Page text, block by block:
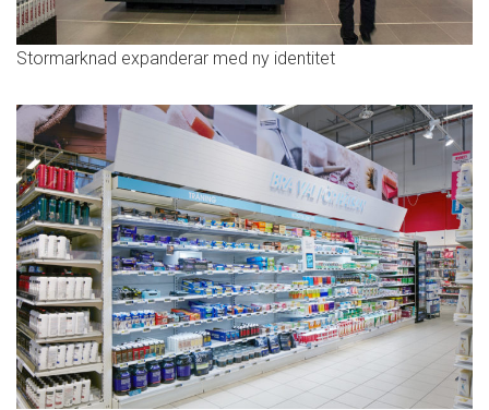
Stormarknad expanderar med ny identitet